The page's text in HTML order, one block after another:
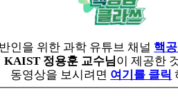
인을 위한 과학 유튜브 채널 핵
KAIST 정용훈 교수님이 제공한
동영상을 보시려면 여기를 클릭